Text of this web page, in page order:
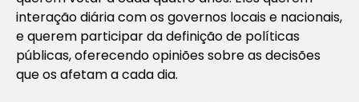
interação diária com os governos locais e nacionais,
e querem participar da definição de políticas
públicas, oferecendo opiniões sobre as decisões
que os afetam a cada dia.